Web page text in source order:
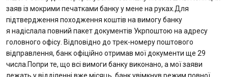
Счета для бизнеса
заяв із мокрими печатками банку у мене на руках.Для
підтвердження походження коштів на вимогу банку
я надіслала повний пакет документів Укрпоштою на адресу
головного офісу. Відповідно до трек-номеру поштового
відправлення, банк офіційно отримав мої документи ще 29
числа.Попри те, що всі вимоги банку виконано, а мої заяви